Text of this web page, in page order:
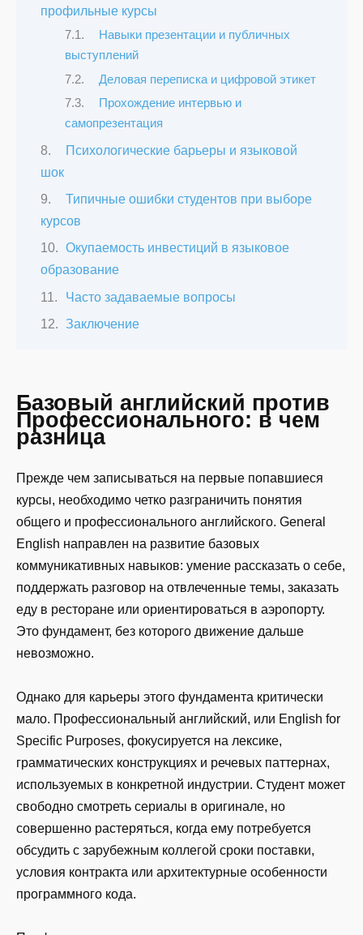
профильные курсы
Навыки презентации и публичных
выступлений
Деловая переписка и цифровой этикет
Прохождение интервью и
самопрезентация
Психологические барьеры и языковой
шок
Типичные ошибки студентов при выборе
курсов
Окупаемость инвестиций в языковое
образование
Часто задаваемые вопросы
Заключение
Базовый английский против
Профессионального: в чем
разница
Прежде чем записываться на первые попавшиеся
курсы, необходимо четко разграничить понятия
общего и профессионального английского. General
English направлен на развитие базовых
коммуникативных навыков: умение рассказать о себе,
поддержать разговор на отвлеченные темы, заказать
еду в ресторане или ориентироваться в аэропорту.
Это фундамент, без которого движение дальше
невозможно.
Однако для карьеры этого фундамента критически
мало. Профессиональный английский, или English for
Specific Purposes, фокусируется на лексике,
грамматических конструкциях и речевых паттернах,
используемых в конкретной индустрии. Студент может
свободно смотреть сериалы в оригинале, но
совершенно растеряться, когда ему потребуется
обсудить с зарубежным коллегой сроки поставки,
условия контракта или архитектурные особенности
программного кода.